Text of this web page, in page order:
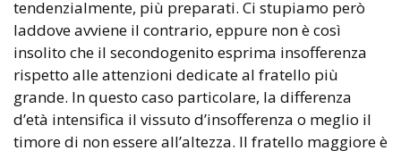
tendenzialmente, più preparati. Ci stupiamo però
laddove avviene il contrario, eppure non è così
insolito che il secondogenito esprima insofferenza
rispetto alle attenzioni dedicate al fratello più
grande. In questo caso particolare, la differenza
d’età intensifica il vissuto d’insofferenza o meglio il
timore di non essere all’altezza. Il fratello maggiore è